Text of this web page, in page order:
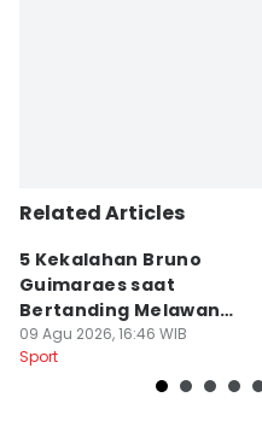
Related Articles
5 Kekalahan Bruno
Guimaraes saat
Bertanding Melawan
Arsenal
09 Agu 2026, 16:46 WIB
Sport